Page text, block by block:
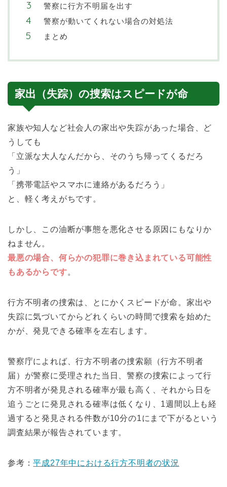
警察に行方不明届を出す
警察が動いてくれない場合の対処法
まとめ
家出（失踪）の捜索はスピードが命
家族や知人など社会人の家出や失踪があった場合、ど
うしても
「立派な大人なんだから、そのうち帰ってくるだろ
う」
「携帯電話やスマホに連絡があるだろう」
と、軽く考えがちです。
しかし、この油断が事態を悪化させる原因にもなりか
ねません。
最悪の場合、何らかの犯罪に巻き込まれている可能性
もあるからです。
行方不明者の捜索は、とにかくスピードが命。家出や
失踪に気づいてからどれくらいの時間で捜索を始めた
かが、発見できる確率を左右します。
警察庁によれば、行方不明者の捜索願（行方不明者
届）が警察に受理された当日、警察の捜索によって行
方不明者が発見される確率が最も高く、それから日を
追うごとに発見される確率は低くなり、1週間以上も経
過すると発見される件数が10分の1にまで下がるという
調査結果が報告されています。
参考：平成27年中における行方不明者の状況